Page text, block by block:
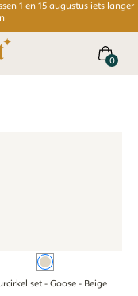
1 en 15 augustus iets langer
Beige
set - Goose- Beige